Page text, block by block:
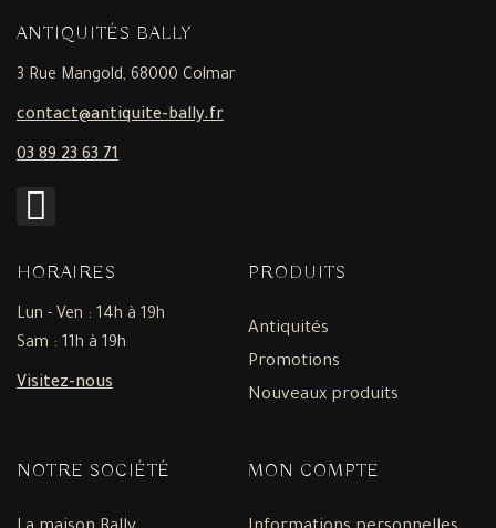
ANTIQUITÉS BALLY
3 Rue Mangold, 68000 Colmar
contact@antiquite-bally.fr
03 89 23 63 71
HORAIRES
Lun - Ven : 14h à 19h
Sam : 11h à 19h
Visitez-nous
PRODUITS
Antiquités
Promotions
Nouveaux produits
NOTRE SOCIÉTÉ MON COMPTE